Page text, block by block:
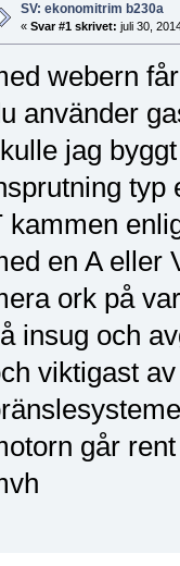
SV: ekonomitrim b230a
« Svar #1 skrivet: juli 30,
webern
använder
jag
typ
kammen
en A eller
ork på
insug och
viktigast
går